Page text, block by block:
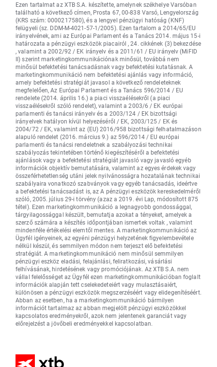
Ezen tartalmat az XTB S.A. készítette, amelynek székhelye Varsóban
található a következő címen, Prosta 67, 00-838 Varsó, Lengyelország
(KRS szám: 0000217580), és a lengyel pénzügyi hatóság (KNF)
felügyeli (sz. DDM-M-4021-57-1/2005). Ezen tartalom a 2014/65/EU
irányelvének, ami az Európai Parlament és a Tanács 2014. május 15-i
határozata a pénzügyi eszközök piacairól , 24. cikkének (3) bekezdése
, valamint a 2002/92 / EK irányelv és a 2011/61 / EU irányelv (MiFID
II) szerint marketingkommunikációnak minősül, továbbá nem
minősül befektetési tanácsadásnak vagy befektetési kutatásnak. A
marketingkommunikáció nem befektetési ajánlás vagy információ,
amely befektetési stratégiát javasol a következő rendeleteknek
megfelelően, Az Európai Parlament és a Tanács 596/2014 / EU
rendelete (2014. április 16.) a piaci visszaélésekről (a piaci
visszaélésekről szóló rendelet), valamint a 2003/6 / EK európai
parlamenti és tanácsi irányelv és a 2003/124 / EK bizottsági
irányelvek hatályon kívül helyezéséről / EK, 2003/125 / EK és
2004/72 / EK, valamint az (EU) 2016/958 bizottsági felhatalmazáson
alapuló rendelet (2016. március 9.) az 596/2014 / EU európai
parlamenti és tanácsi rendeletnek a szabályozási technikai
szabályozás tekintetében történő kiegészítéséről a befektetési
ajánlások vagy a befektetési stratégiát javasló vagy javasló egyéb
információk objektív bemutatására, valamint az egyes érdekek vagy
összeférhetetlenség utáni jelek nyilvánosságra hozatalának technikai
szabályaira vonatkozó szabványok vagy egyéb tanácsadás, ideértve
a befektetési tanácsadást is, az A pénzügyi eszközök kereskedelméről
szóló, 2005. július 29-i törvény (azaz a 2019. évi Lap, módosított 875
tétel). Ezen marketingkommunikáció a legnagyobb gondossággal,
tárgyilagossággal készült, bemutatja azokat a tényeket, amelyek a
szerző számára a készítés időpontjában ismertek voltak , valamint
mindenféle értékelési elemtől mentes. A marketingkommunikáció az
Ügyfél igényeinek, az egyéni pénzügyi helyzetének figyelembevétele
nélkül készül, és semmilyen módon nem terjeszt elő befektetési
stratégiát. A marketingkommunikáció nem minősül semmilyen
pénzügyi eszköz eladási, felajánlási, feliratkozási, vásárlási
felhívásának, hirdetésének vagy promóciójának. Az XTB S.A. nem
vállal felelősséget az Ügyfél ezen marketingkommunikációban foglalt
információk alapján tett cselekedeteiért vagy mulasztásaiért,
különösen a pénzügyi eszközök megszerzéséért vagy elidegenítéséért.
Abban az esetben, ha a marketingkommunikáció bármilyen
információt tartalmaz az abban megjelölt pénzügyi eszközökkel
kapcsolatos eredményekről, azok nem jelentenek garanciát vagy
előrejelzést a jövőbeli eredményekkel kapcsolatban.